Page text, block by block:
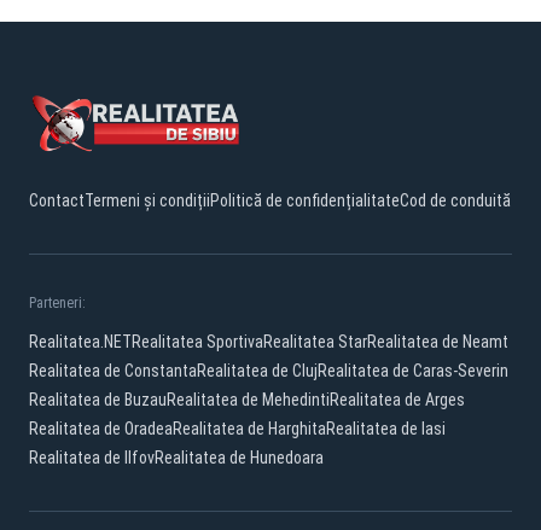
ContactTermeni și condițiiPolitică de confidențialitateCod de conduită
Parteneri:
Realitatea.NETRealitatea SportivaRealitatea StarRealitatea de Neamt
Realitatea de ConstantaRealitatea de ClujRealitatea de Caras-Severin
Realitatea de BuzauRealitatea de MehedintiRealitatea de Arges
Realitatea de OradeaRealitatea de HarghitaRealitatea de Iasi
Realitatea de IlfovRealitatea de Hunedoara